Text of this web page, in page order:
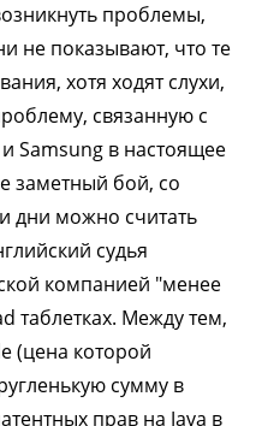
проблемы,
не показывают, что те
хотя ходят слухи,
связанную с
Samsung в настоящее
заметный бой, со
дни можно считать
судья
компанией "менее
таблетках. Между тем,
(цена которой
сумму в
прав на Java в